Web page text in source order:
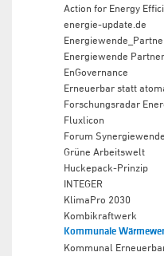
Action for Energy
energie-update.de
Energiewende
EnGovernance
Erneuerbar statt
Forschungsradar
Fluxlicon
Forum Synergiewende
Grüne Arbeitswelt
Huckepack-Prinzip
INTEGER
KlimaPro 2030
Kombikraftwerk
Kommunale
Kommunal